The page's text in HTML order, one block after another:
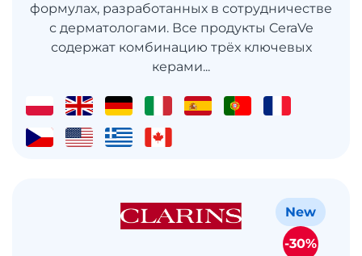
формулах, разработанных в сотрудничестве
с дерматологами. Все продукты CeraVe
содержат комбинацию трёх ключевых
керами...
New
-30%